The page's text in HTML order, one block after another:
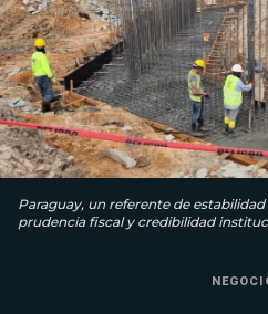
Paraguay, un referente de
prudencia fiscal y credibilidad